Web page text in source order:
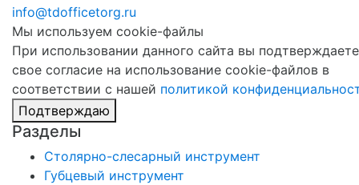
info@tdofficetorg.ru
Мы используем cookie-файлы
При использовании данного сайта вы подтверждаете
свое согласие на использование cookie-файлов в
соответствии с нашей политикой
Подтверждаю
Разделы
Столярно-слесарный инструмент
Губцевый инструмент